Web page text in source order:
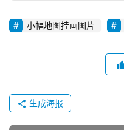
小幅地图挂画图片
生成海报